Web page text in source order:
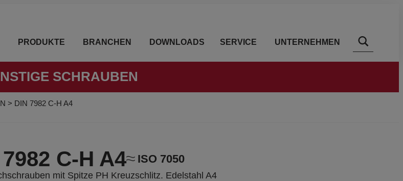
PRODUKTE BRANCHEN DOWNLOADS SERVICE UNTERNEHMEN
SCHRAUBEN
> DIN 7982 C-H A4
C-H A4 ISO 7050
mit Spitze PH Kreuzschlitz. Edelstahl A4